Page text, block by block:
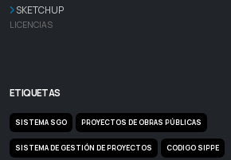
SKETCHUP
LICENCIAS
ETIQUETAS
SISTEMA SGO PROYECTOS DE OBRAS PÚBLICAS
SISTEMA DE GESTIÓN DE PROYECTOS CODIGO SIPPE